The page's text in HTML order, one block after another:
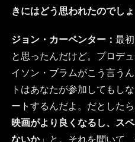
きにはどう思われたのでしょ
ジョン・カーペンター： 最
と思ったんだけど。プロデ
イソン・ブラムがこう言う
トはあなたが参加してもし
ートするんだよ。だとしたら
映画がより良くなるし、ス
ないか」と。それを聞いて